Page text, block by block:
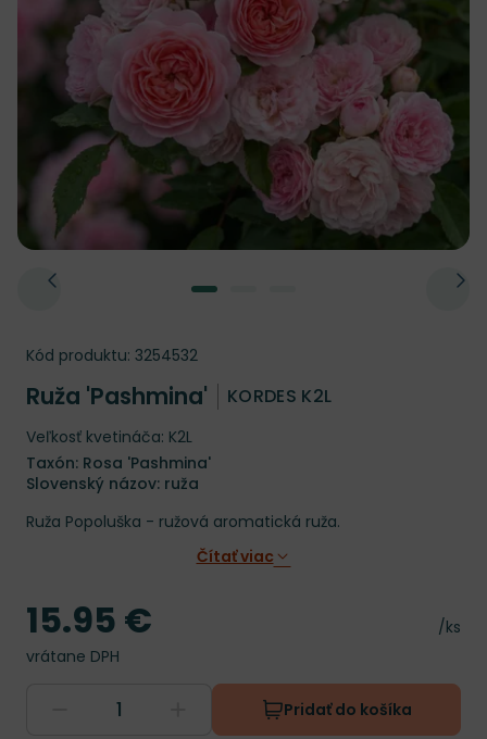
Kód produktu: 3254532
Ruža 'Pashmina' KORDES K2L
Veľkosť kvetináča: K2L
Taxón: Rosa 'Pashmina'
Slovenský názov: ruža
Ruža Popoluška - ružová aromatická ruža.
Čítať viac
Cena
/ks
Cena
15.95 €
vrátane DPH
Pridať do košíka